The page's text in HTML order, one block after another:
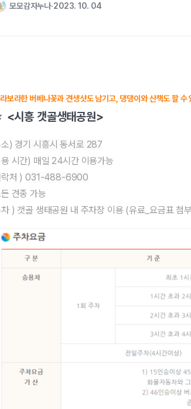
모모감자누나 2023. 10. 04
보라한 버베나꽃과 견생샷도 남기고, 댕댕이와 산책도 할 수
<시흥 갯골생태공원>
) 경기 시흥시 동서로 287
시간) 매일 24시간 이용가능
처 )031-488-6900
견종 가능
) 갯골 생태공원 내 주차장 이용 (유료_요금표 첨